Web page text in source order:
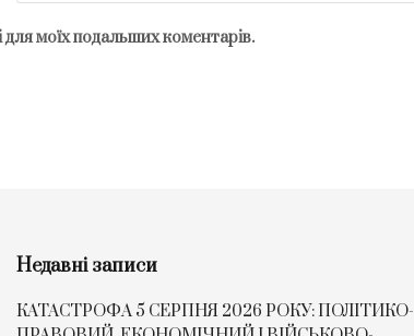
моїх подальших коментарів.
Недавні записи
КАТАСТРОФА 5 СЕРПНЯ 2026 РОКУ: ПОЛІТИКО-